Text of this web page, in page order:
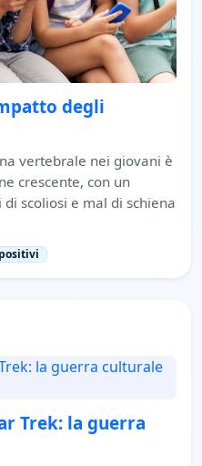
degli
vertebrale nei giovani è
crescente, con un
scoliosi e mal di schiena
Trek: la guerra